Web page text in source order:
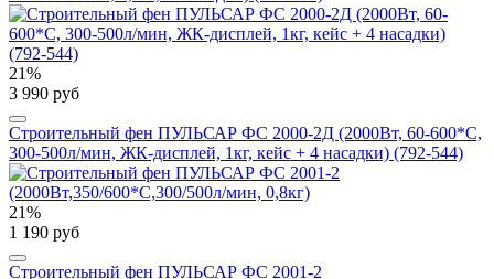
21%
3 990 руб
Строительный фен ПУЛЬСАР ФС 2000-2Д (2000Вт, 60-600*C,
300-500л/мин, ЖК-дисплей, 1кг, кейс + 4 насадки) (792-544)
21%
1 190 руб
Строительный фен ПУЛЬСАР ФС 2001-2